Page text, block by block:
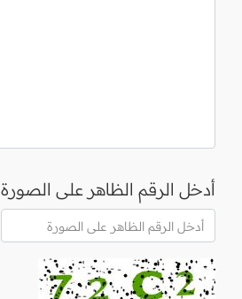
أدخل الرقم الظاهر على الصورة